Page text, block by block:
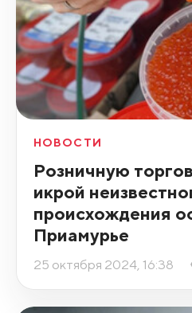
НОВОСТИ
Розничную
икрой
происхождения
Приамурье
25 октября 2024, 16:38